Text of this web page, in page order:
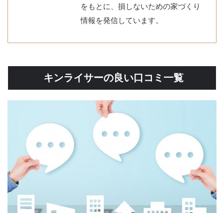
をもとに、損しないための家づくり
情報を発信しています。
キンライサーの良い口コミ一覧